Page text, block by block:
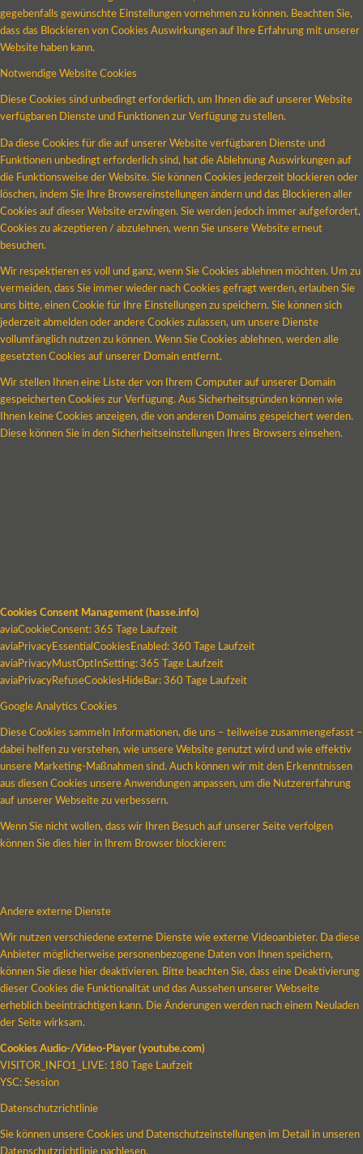
gegebenfalls gewünschte Einstellungen vornehmen zu können. Beachten Sie,
dass das Blockieren von Cookies Auswirkungen auf Ihre Erfahrung mit unserer
Website haben kann.
Notwendige Website Cookies
Diese Cookies sind unbedingt erforderlich, um Ihnen die auf unserer Website
verfügbaren Dienste und Funktionen zur Verfügung zu stellen.
Da diese Cookies für die auf unserer Website verfügbaren Dienste und
Funktionen unbedingt erforderlich sind, hat die Ablehnung Auswirkungen auf
die Funktionsweise der Website. Sie können Cookies jederzeit blockieren oder
löschen, indem Sie Ihre Browsereinstellungen ändern und das Blockieren aller
Cookies auf dieser Website erzwingen. Sie werden jedoch immer aufgefordert,
Cookies zu akzeptieren / abzulehnen, wenn Sie unsere Website erneut
besuchen.
Wir respektieren es voll und ganz, wenn Sie Cookies ablehnen möchten. Um zu
vermeiden, dass Sie immer wieder nach Cookies gefragt werden, erlauben Sie
uns bitte, einen Cookie für Ihre Einstellungen zu speichern. Sie können sich
jederzeit abmelden oder andere Cookies zulassen, um unsere Dienste
vollumfänglich nutzen zu können. Wenn Sie Cookies ablehnen, werden alle
gesetzten Cookies auf unserer Domain entfernt.
Wir stellen Ihnen eine Liste der von Ihrem Computer auf unserer Domain
gespeicherten Cookies zur Verfügung. Aus Sicherheitsgründen können wie
Ihnen keine Cookies anzeigen, die von anderen Domains gespeichert werden.
Diese können Sie in den Sicherheitseinstellungen Ihres Browsers einsehen.
Cookies Consent Management (hasse.info)
aviaCookieConsent: 365 Tage Laufzeit
aviaPrivacyEssentialCookiesEnabled: 360 Tage Laufzeit
aviaPrivacyMustOptInSetting: 365 Tage Laufzeit
aviaPrivacyRefuseCookiesHideBar: 360 Tage Laufzeit
Google Analytics Cookies
Diese Cookies sammeln Informationen, die uns – teilweise zusammengefasst –
dabei helfen zu verstehen, wie unsere Website genutzt wird und wie effektiv
unsere Marketing-Maßnahmen sind. Auch können wir mit den Erkenntnissen
aus diesen Cookies unsere Anwendungen anpassen, um die Nutzererfahrung
auf unserer Webseite zu verbessern.
Wenn Sie nicht wollen, dass wir Ihren Besuch auf unserer Seite verfolgen
können Sie dies hier in Ihrem Browser blockieren:
Andere externe Dienste
Wir nutzen verschiedene externe Dienste wie externe Videoanbieter. Da diese
Anbieter möglicherweise personenbezogene Daten von Ihnen speichern,
können Sie diese hier deaktivieren. Bitte beachten Sie, dass eine Deaktivierung
dieser Cookies die Funktionalität und das Aussehen unserer Webseite
erheblich beeinträchtigen kann. Die Änderungen werden nach einem Neuladen
der Seite wirksam.
Cookies Audio-/Video-Player (youtube.com)
VISITOR_INFO1_LIVE: 180 Tage Laufzeit
YSC: Session
Datenschutzrichtlinie
Sie können unsere Cookies und Datenschutzeinstellungen im Detail in unseren